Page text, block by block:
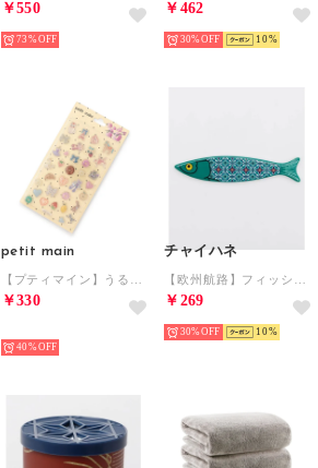
￥550
73%
￥462
30% 10
petit main
￥330
40%
チャイハネ
￥269
30% 10